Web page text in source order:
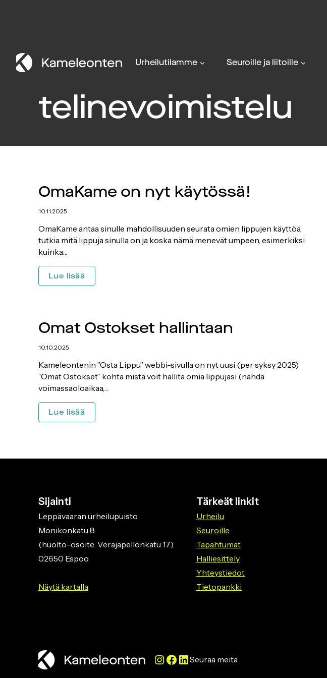
Urheilutilamme Seuroille ja liitoille
telinevoimistelu
OmaKame on nyt käytössä!
10.11.2025
OmaKame antaa sinulle mahdollisuuden seurata omien lippujen käyttöä,
tutkia mitä lippuja sinulla on ja koska nämä menevät umpeen, esimerkiksi
kuinka…
Lue lisää
on
Omat Ostokset hallintaan
10.10.2025
Kameleontenin ”Osta Lippu” webbi-sivulla on nyt uusi (per syksy 2025)
”Omat Ostokset” kohta mistä voit hallita omia lippujasi (nähdä
voimassaoloaikaa,…
Lue lisää
Ostokset
Sijainti
Leppävaaran urheilupuisto
Monikonkatu 8
(huolto-osoite: Veräjäpellonkatu 17)
02650 Espoo
Näytä kartalla
Tärkeät linkit
Urheilu
Seuroille
Tapahtumat
Halliesittely
Yhteystiedot
Tietopankki
Instagram
Facebook
LinkedIn
Seuraa meitä